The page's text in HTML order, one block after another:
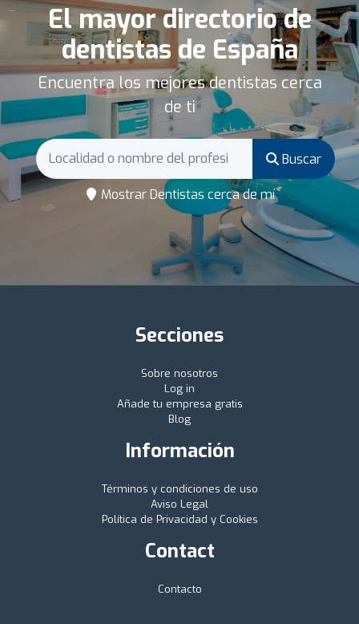
El mayor directorio de
dentistas de España
Encuentra los mejores dentistas cerca
de ti
Buscar
Mostrar Dentistas cerca de mí
Secciones
Sobre nosotros
Log in
Añade tu empresa gratis
Blog
Información
Términos y condiciones de uso
Aviso Legal
Política de Privacidad y Cookies
Contact
Contacto